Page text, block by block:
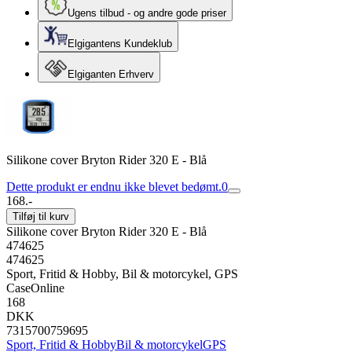
Ugens tilbud - og andre gode priser
Elgigantens Kundeklub
Elgiganten Erhverv
Silikone cover Bryton Rider 320 E - Blå
Dette produkt er endnu ikke blevet bedømt.0
168.-
Tilføj til kurv
Silikone cover Bryton Rider 320 E - Blå
474625
474625
Sport, Fritid & Hobby, Bil & motorcykel, GPS
CaseOnline
168
DKK
7315700759695
Sport, Fritid & HobbyBil & motorcykelGPS